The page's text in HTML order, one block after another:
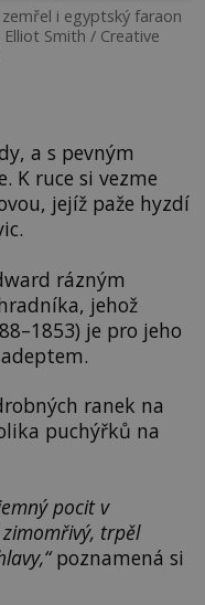
i egyptský faraon
Smith / Creative
a s pevným
K ruce si vezme
jejíž paže hyzdí
rázným
jehož
je pro jeho
ranek na
puchýřků na
pocit v
trpěl
poznamená si